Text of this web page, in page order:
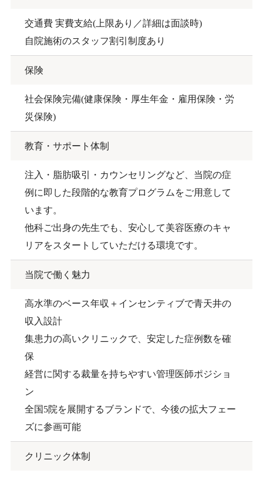
交通費 実費支給(上限あり／詳細は面談時)
自院施術のスタッフ割引制度あり
保険
社会保険完備(健康保険・厚生年金・雇用保険・労
災保険)
教育・サポート体制
注入・脂肪吸引・カウンセリングなど、当院の症
例に即した段階的な教育プログラムをご用意して
います。
他科ご出身の先生でも、安心して美容医療のキャ
リアをスタートしていただける環境です。
当院で働く魅力
高水準のベース年収＋インセンティブで青天井の
収入設計
集患力の高いクリニックで、安定した症例数を確
保
経営に関する裁量を持ちやすい管理医師ポジショ
ン
全国5院を展開するブランドで、今後の拡大フェー
ズに参画可能
クリニック体制